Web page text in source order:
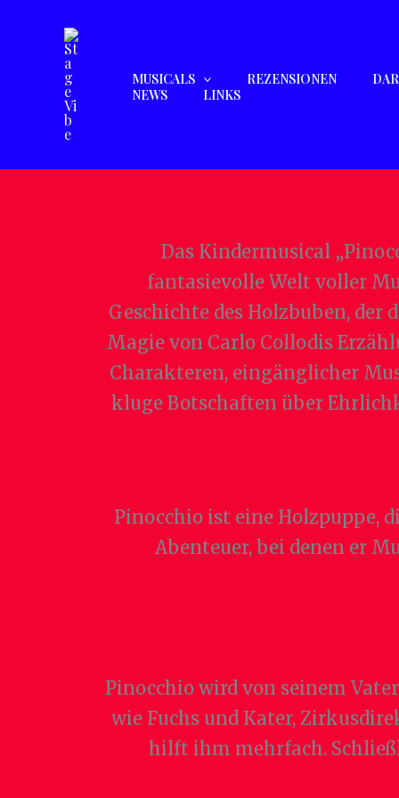
MUSICALS REZENSIONEN
NEWS
LINKS
Das Kindermusical
fantasievolle Welt voller
Geschichte des Holzbuben,
Magie von Carlo Collodis
Charakteren, eingänglicher
kluge Botschaften über
Pinocchio ist eine Holzpuppe,
Abenteuer, bei denen er
Pinocchio wird von seinem
wie Fuchs und Kater,
hilft ihm mehrfach.